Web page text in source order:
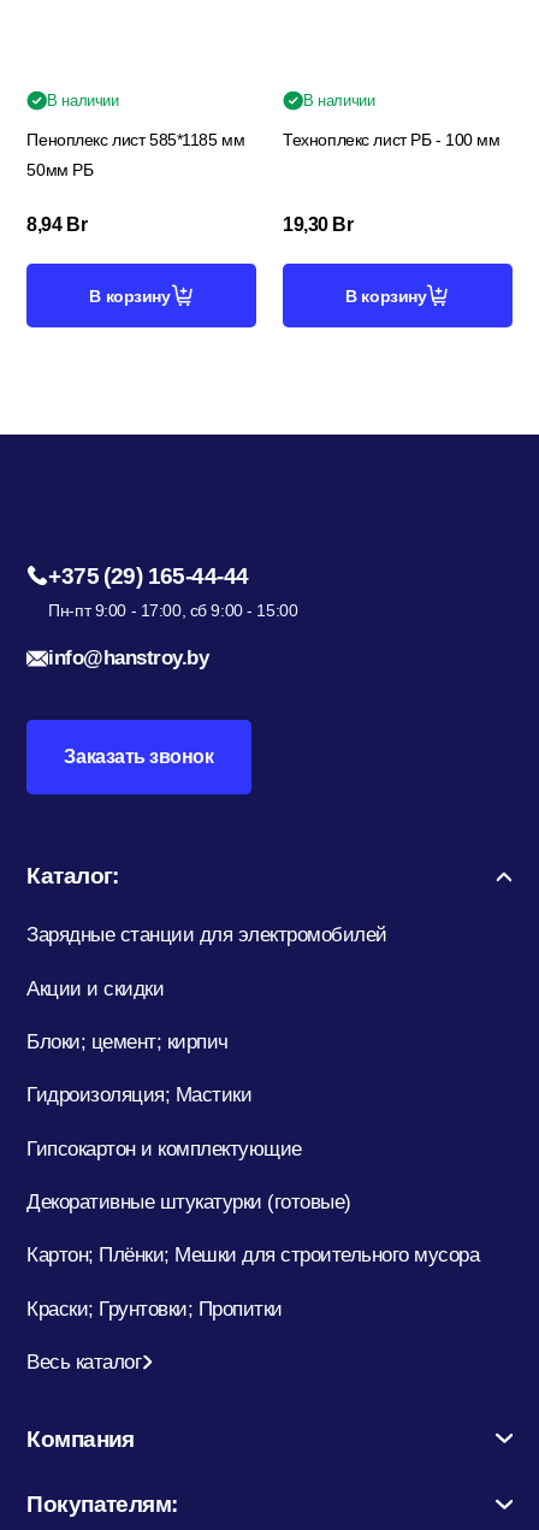
В наличии
Пеноплекс лист 585*1185 мм
50мм РБ
8,94 Br
В корзину
В наличии
Техноплекс лист РБ - 100 мм
19,30 Br
В корзину
+375 (29) 165-44-44
Пн-пт 9:00 - 17:00, сб 9:00 - 15:00
info@hanstroy.by
Заказать звонок
Каталог:
Зарядные станции для электромобилей
Акции и скидки
Блоки; цемент; кирпич
Гидроизоляция; Мастики
Гипсокартон и комплектующие
Декоративные штукатурки (готовые)
Картон; Плёнки; Мешки для строительного мусора
Краски; Грунтовки; Пропитки
Весь каталог
Компания
Покупателям: